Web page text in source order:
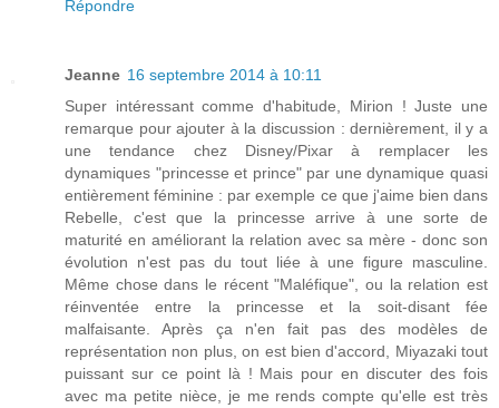
Répondre
Jeanne 16 septembre 2014 à 10:11
Super intéressant comme d'habitude, Mirion ! Juste une
remarque pour ajouter à la discussion : dernièrement, il y a
une tendance chez Disney/Pixar à remplacer les
dynamiques "princesse et prince" par une dynamique quasi
entièrement féminine : par exemple ce que j'aime bien dans
Rebelle, c'est que la princesse arrive à une sorte de
maturité en améliorant la relation avec sa mère - donc son
évolution n'est pas du tout liée à une figure masculine.
Même chose dans le récent "Maléfique", ou la relation est
réinventée entre la princesse et la soit-disant fée
malfaisante. Après ça n'en fait pas des modèles de
représentation non plus, on est bien d'accord, Miyazaki tout
puissant sur ce point là ! Mais pour en discuter des fois
avec ma petite nièce, je me rends compte qu'elle est très